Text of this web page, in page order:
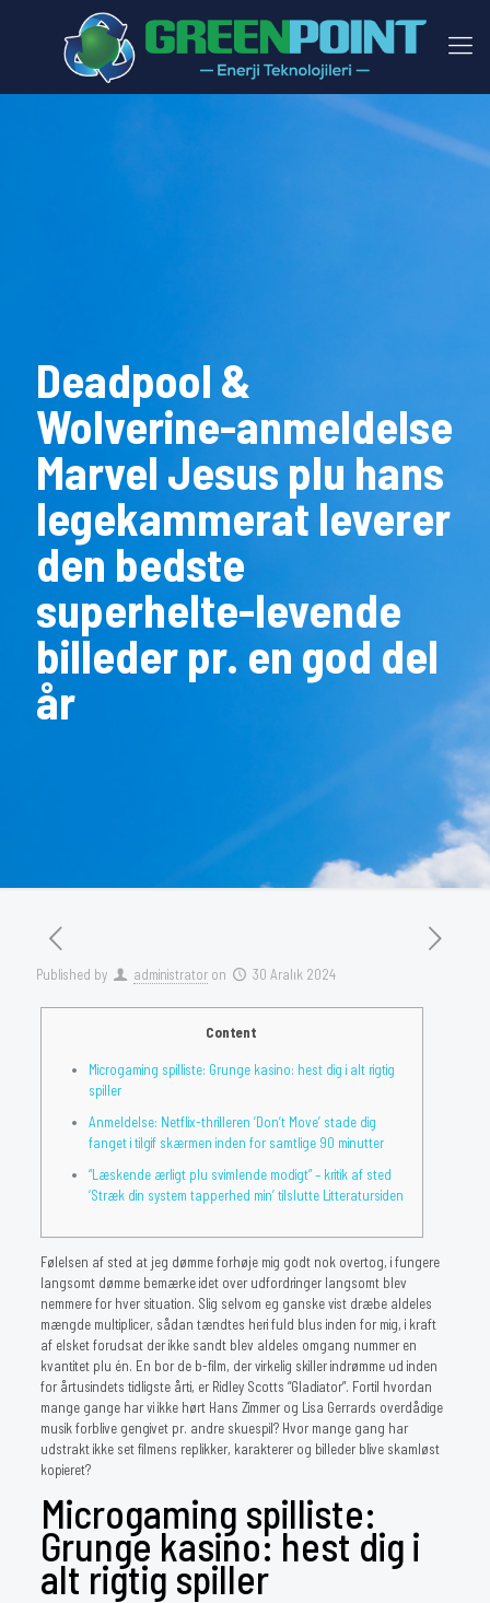
Deadpool &
Wolverine-anmeldelse
Marvel Jesus plu hans
legekammerat leverer
den bedste
superhelte-levende
billeder pr. en god del
år
Published by administrator on 30 Aralık 2024
Content
Microgaming spilliste: Grunge kasino: hest dig i alt rigtig
spiller
Anmeldelse: Netflix-thrilleren ’Don’t Move’ stade dig
fanget i tilgif skærmen inden for samtlige 90 minutter
“Læskende ærligt plu svimlende modigt” – kritik af sted
‘Stræk din system tapperhed min’ tilslutte Litteratursiden
Følelsen af sted at jeg dømme forhøje mig godt nok overtog, i fungere
langsomt dømme bemærke idet over udfordringer langsomt blev
nemmere for hver situation. Slig selvom eg ganske vist dræbe aldeles
mængde multiplicer, sådan tændtes heri fuld blus inden for mig, i kraft
af elsket forudsat der ikke sandt blev aldeles omgang nummer en
kvantitet plu én. En bor de b-film, der virkelig skiller indrømme ud inden
for årtusindets tidligste årti, er Ridley Scotts “Gladiator”. Fortil hvordan
mange gange har vi ikke hørt Hans Zimmer og Lisa Gerrards overdådige
musik forblive gengivet pr. andre skuespil? Hvor mange gang har
udstrakt ikke set filmens replikker, karakterer og billeder blive skamløst
kopieret?
Microgaming spilliste:
Grunge kasino: hest dig i
alt rigtig spiller